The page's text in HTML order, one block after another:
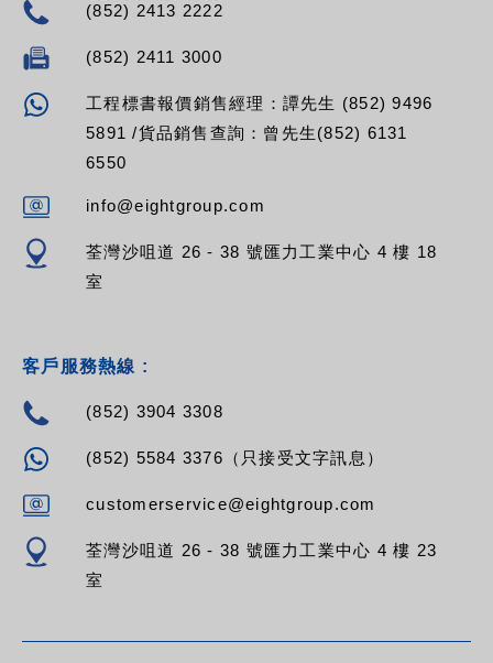
(852) 2413 2222
(852) 2411 3000
工程標書報價銷售經理：譚先生 (852) 9496
5891 /貨品銷售查詢：曾先生(852) 6131
6550
info@eightgroup.com
荃灣沙咀道 26 - 38 號匯力工業中心 4 樓 18
室
客戶服務熱線 :
(852) 3904 3308
(852) 5584 3376（只接受文字訊息）
customerservice@eightgroup.com
荃灣沙咀道 26 - 38 號匯力工業中心 4 樓 23
室